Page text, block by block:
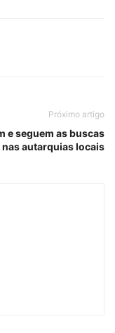
Próximo artigo
e seguem as buscas
nas autarquias locais